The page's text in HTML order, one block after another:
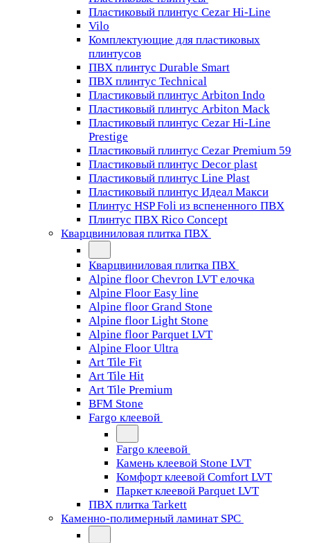
Пластиковый плинтус Cezar Hi-Line
Vilo
Комплектующие для пластиковых
плинтусов
ПВХ плинтус Durable Smart
ПВХ плинтус Technical
Пластиковый плинтус Arbiton Indo
Пластиковый плинтус Arbiton Mack
Пластиковый плинтус Cezar Hi-Line
Prestige
Пластиковый плинтус Cezar Premium 59
Пластиковый плинтус Decor plast
Пластиковый плинтус Line Plast
Пластиковый плинтус Идеал Макси
Плинтус HSP Foli из вспененного ПВХ
Плинтус ПВХ Rico Concept
Кварцвиниловая плитка ПВХ
Кварцвиниловая плитка ПВХ
Alpine floor Chevron LVT елочка
Alpine Floor Easy line
Alpine floor Grand Stone
Alpine floor Light Stone
Alpine floor Parquet LVT
Alpine Floor Ultra
Art Tile Fit
Art Tile Hit
Art Tile Premium
BFM Stone
Fargo клеевой
Fargo клеевой
Камень клеевой Stone LVT
Комфорт клеевой Comfort LVT
Паркет клеевой Parquet LVT
ПВХ плитка Tarkett
Каменно-полимерный ламинат SPC